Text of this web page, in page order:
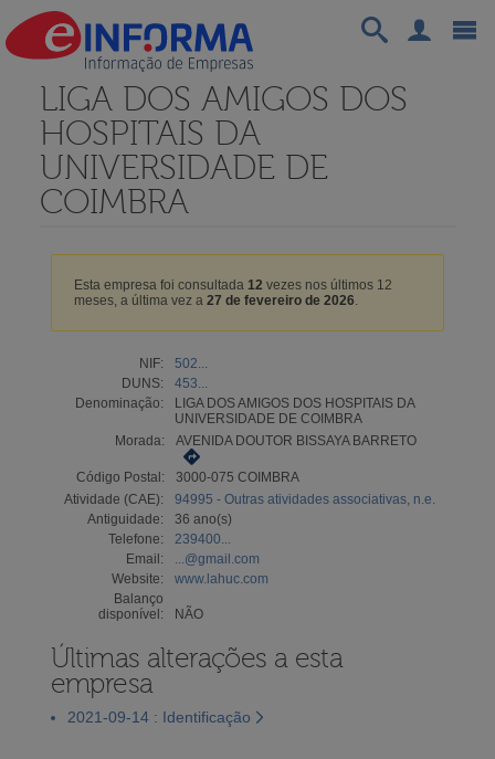
LIGA DOS AMIGOS DOS
HOSPITAIS DA
UNIVERSIDADE DE
COIMBRA
Esta empresa foi consultada 12 vezes nos últimos 12
meses, a última vez a 27 de fevereiro de 2026.
NIF:
502...
DUNS:
453...
Denominação:
LIGA DOS AMIGOS DOS HOSPITAIS DA
UNIVERSIDADE DE COIMBRA
Morada:
AVENIDA DOUTOR BISSAYA BARRETO
Código Postal:
3000-075 COIMBRA
Atividade (CAE):
94995 - Outras atividades associativas, n.e.
Antiguidade:
36 ano(s)
Telefone:
239400...
Email:
...@gmail.com
Website:
www.lahuc.com
Balanço
disponível:
NÃO
Últimas alterações a esta
empresa
2021-09-14 : Identificação